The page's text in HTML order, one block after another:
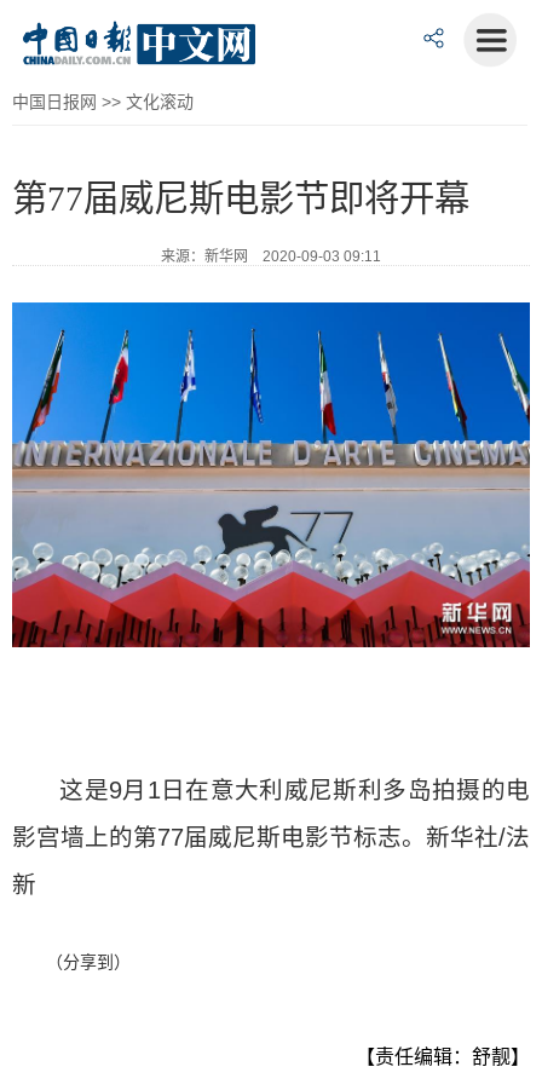
中国日报网 >> 文化滚动
第77届威尼斯电影节即将开幕
来源：新华网 2020-09-03 09:11
这是9月1日在意大利威尼斯利多岛拍摄的电
影宫墙上的第77届威尼斯电影节标志。新华社/法
新
（分享到）
【责任编辑：舒靓】